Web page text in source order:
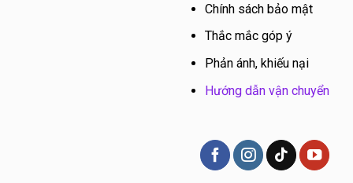
Chính sách bảo mật
Thắc mắc góp ý
Phản ánh, khiếu nại
Hướng dẫn vận chuyển